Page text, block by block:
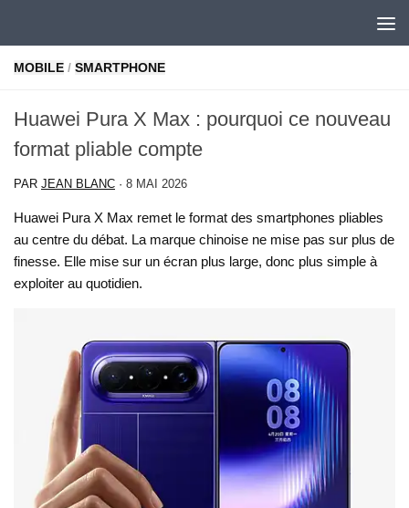
MOBILE / SMARTPHONE
Huawei Pura X Max : pourquoi ce nouveau
format pliable compte
PAR JEAN BLANC · 8 MAI 2026
Huawei Pura X Max remet le format des smartphones pliables
au centre du débat. La marque chinoise ne mise pas sur plus de
finesse. Elle mise sur un écran plus large, donc plus simple à
exploiter au quotidien.